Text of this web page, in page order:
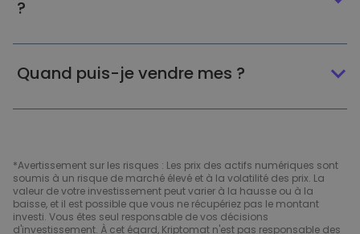
?
Quand puis-je vendre mes ?
*Avertissement sur les risques : Les prix des actifs numériques sont
soumis à un risque de marché élevé et à la volatilité des prix. La
valeur de votre investissement peut varier à la hausse ou à la
baisse, et il est possible que vous ne récupériez pas le montant
investi. Vous êtes seul responsable de vos décisions
d'investissement. À cet égard, Kriptomat n'est pas responsable des